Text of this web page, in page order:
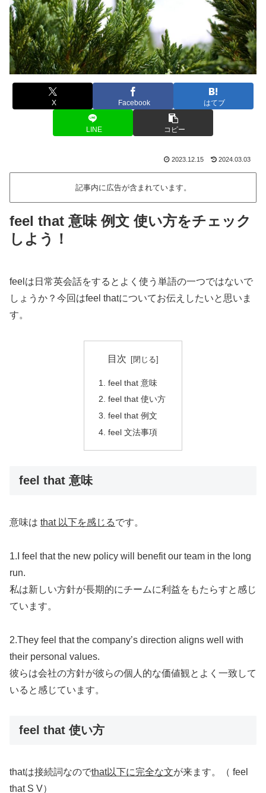
X Facebook はてブ
LINE コピー
2023.12.15 2024.03.03
記事内に広告が含まれています。
feel that 意味 例文 使い方をチェック
しよう！
feelは日常英会話をするとよく使う単語の一つではないで
しょうか？今回はfeel thatについてお伝えしたいと思いま
す。
目次
feel that 意味
feel that 使い方
feel that 例文
feel 文法事項
feel that 意味
意味は that 以下を感じるです。
1.I feel that the new policy will benefit our team in the long
run.
私は新しい方針が長期的にチームに利益をもたらすと感じ
ています。
2.They feel that the company’s direction aligns well with
their personal values.
彼らは会社の方針が彼らの個人的な価値観とよく一致して
いると感じています。
feel that 使い方
thatは接続詞なのでthat以下に完全な文が来ます。（ feel
that S V）